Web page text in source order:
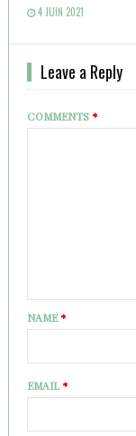
4 JUIN 2021
Leave a Reply
COMMENTS*
NAME*
EMAIL*